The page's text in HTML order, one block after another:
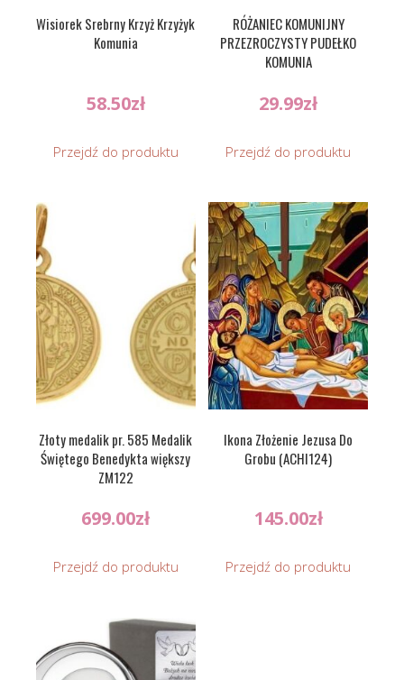
Wisiorek Srebrny Krzyż Krzyżyk
Komunia
58.50zł
Przejdź do produktu
RÓŻANIEC KOMUNIJNY
PRZEZROCZYSTY PUDEŁKO
KOMUNIA
29.99zł
Przejdź do produktu
Złoty medalik pr. 585 Medalik
Świętego Benedykta większy
ZM122
699.00zł
Przejdź do produktu
Ikona Złożenie Jezusa Do
Grobu (ACHI124)
145.00zł
Przejdź do produktu